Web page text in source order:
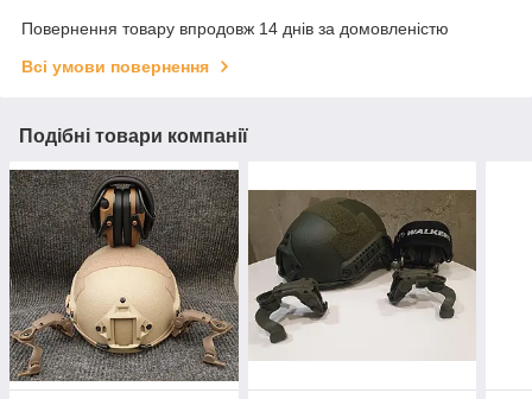
Повернення товару впродовж 14 днів за домовленістю
Всі умови повернення
Подібні товари компанії